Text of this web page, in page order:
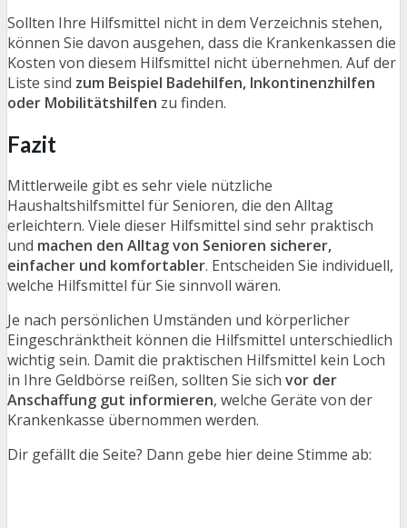
Sollten Ihre Hilfsmittel nicht in dem Verzeichnis stehen,
können Sie davon ausgehen, dass die Krankenkassen die
Kosten von diesem Hilfsmittel nicht übernehmen. Auf der
Liste sind zum Beispiel Badehilfen, Inkontinenzhilfen
oder Mobilitätshilfen zu finden.
Fazit
Mittlerweile gibt es sehr viele nützliche
Haushaltshilfsmittel für Senioren, die den Alltag
erleichtern. Viele dieser Hilfsmittel sind sehr praktisch
und machen den Alltag von Senioren sicherer,
einfacher und komfortabler. Entscheiden Sie individuell,
welche Hilfsmittel für Sie sinnvoll wären.
Je nach persönlichen Umständen und körperlicher
Eingeschränktheit können die Hilfsmittel unterschiedlich
wichtig sein. Damit die praktischen Hilfsmittel kein Loch
in Ihre Geldbörse reißen, sollten Sie sich vor der
Anschaffung gut informieren, welche Geräte von der
Krankenkasse übernommen werden.
Dir gefällt die Seite? Dann gebe hier deine Stimme ab: